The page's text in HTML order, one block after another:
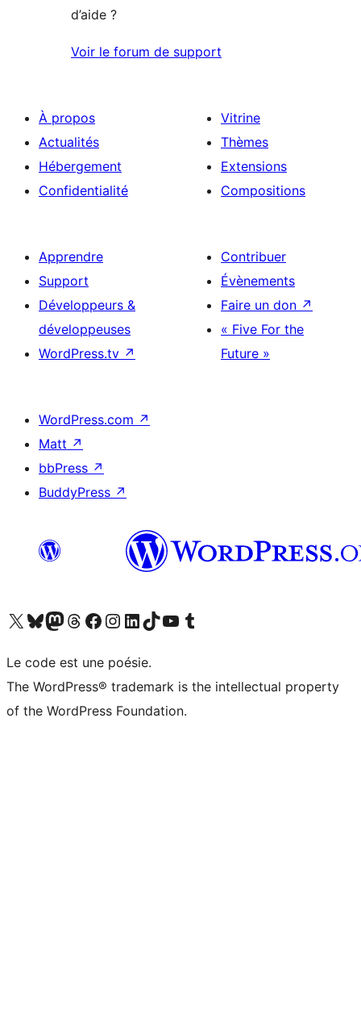
d’aide ?
Voir le forum de support
À propos
Actualités
Hébergement
Confidentialité
Vitrine
Thèmes
Extensions
Compositions
Apprendre
Support
Développeurs &
développeuses
WordPress.tv ↗
Contribuer
Évènements
Faire un don ↗
« Five For the
Future »
WordPress.com ↗
Matt ↗
bbPress ↗
BuddyPress ↗
Visitez notre compte X (précédemment Twitter)
Visiter notre compte Bluesky
Visiter notre compte Mastodon
Visiter notre compte Threads
Consulter notre compte Facebook
Consulter notre compte Instagram
Consulter notre compte LinkedIn
Visiter notre compte TokTok
Visiter notre chaîne YouTube
Visiter notre compte Tumblr
Le code est une poésie.
The WordPress® trademark is the intellectual property
of the WordPress Foundation.